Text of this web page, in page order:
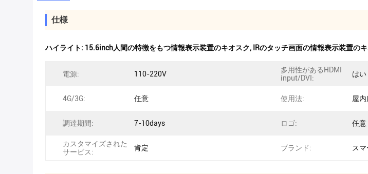
仕様
ハイライト: 15.6inch人間の特徴をもつ情報表示装置のキオスク, IRのタッチ画面の情報表示装置の
電源: 110-220V
多用性があるHDMI
input/DVI:
はい
4G/3G: 任意 使用法: 屋
調達期間: 7-10days ロゴ: 任意
カスタマイズされた
サービス:
肯定 ブランド: ス